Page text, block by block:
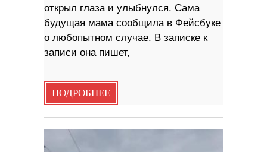
открыл глаза и улыбнулся. Сама
будущая мама сообщила в Фейсбуке
о любопытном случае. В записке к
записи она пишет,
ПОДРОБНЕЕ